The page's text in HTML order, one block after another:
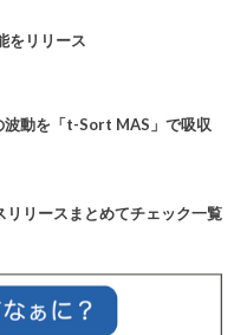
をリリース
波動を「t-Sort MAS」で吸収
リリースまとめてチェック一覧